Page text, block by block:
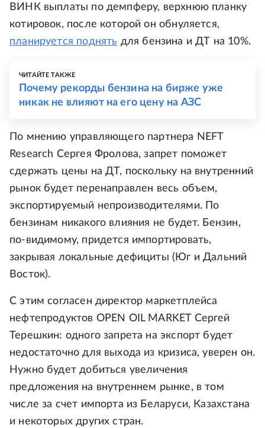
ВИНК выплаты по демпферу, верхнюю планку
котировок, после которой он обнуляется,
планируется поднять для бензина и ДТ на 10%.
ЧИТАЙТЕ ТАКЖЕ
Почему рекорды бензина на бирже уже
никак не влияют на его цену на АЗС
По мнению управляющего партнера NEFT
Research Сергея Фролова, запрет поможет
сдержать цены на ДТ, поскольку на внутренний
рынок будет перенаправлен весь объем,
экспортируемый непроизводителями. По
бензинам никакого влияния не будет. Бензин,
по-видимому, придется импортировать,
закрывая локальные дефициты (Юг и Дальний
Восток).
С этим согласен директор маркетплейса
нефтепродуктов OPEN OIL MARKET Сергей
Терешкин: одного запрета на экспорт будет
недостаточно для выхода из кризиса, уверен он.
Нужно будет добиться увеличения
предложения на внутреннем рынке, в том
числе за счет импорта из Беларуси, Казахстана
и некоторых других стран.